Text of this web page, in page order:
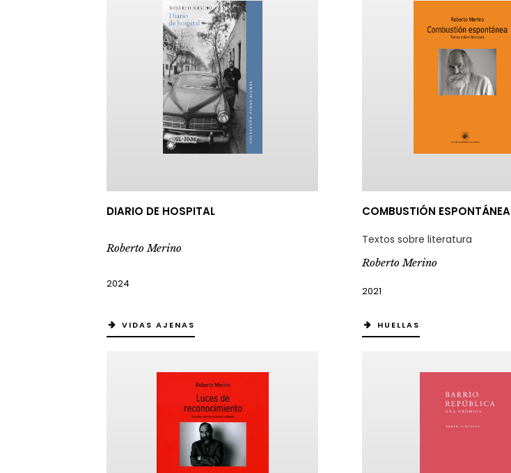
DIARIO DE HOSPITAL
Roberto Merino
2024
VIDAS AJENAS
COMBUSTIÓN ESPONTÁNEA
Textos sobre literatura
Roberto Merino
2021
HUELLAS